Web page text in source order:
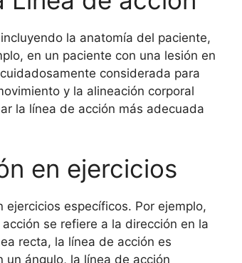
la anatomía del paciente,
en un paciente con una lesión en
considerada para
y la alineación corporal
la línea de acción más adecuada
en ejercicios
específicos. Por ejemplo,
se refiere a la dirección en la
recta, la línea de acción es
ángulo, la línea de acción